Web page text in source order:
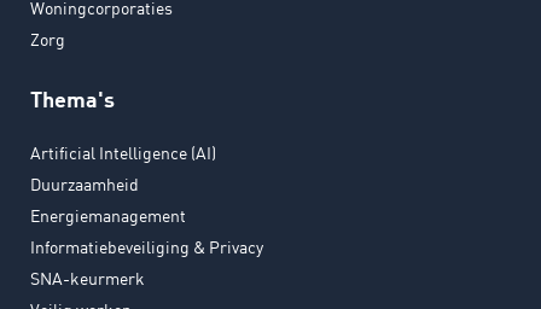
Woningcorporaties
Zorg
Thema's
Artificial Intelligence (AI)
Duurzaamheid
Energiemanagement
Informatiebeveiliging & Privacy
SNA-keurmerk